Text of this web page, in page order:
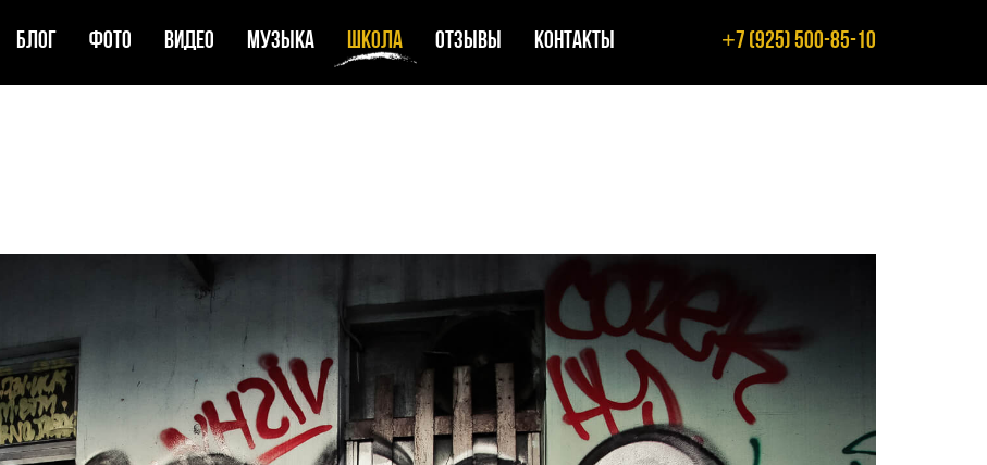
Блог Фото Видео Музыка Школа Отзывы Контакты +7 (925) 500-85-10